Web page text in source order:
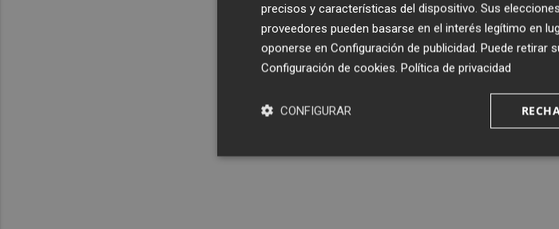
precisos y características del dispositivo. Sus
proveedores pueden basarse en el interés legítimo en
oponerse en Configuración de publicidad. Puede retirar
Configuración de cookies. Política de privacidad
CONFIGURAR